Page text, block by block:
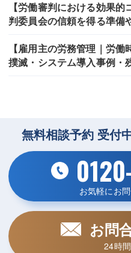
【労働審判における効果
判委員会の信頼を得る準備
【雇用主の労務管理｜労
撲滅・システム導入事例・
無料相談予約 受付
お気軽にお
お問
24時